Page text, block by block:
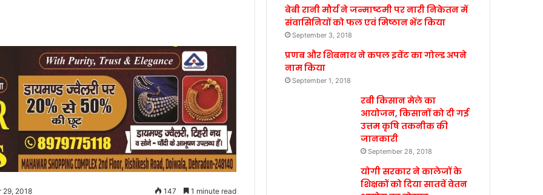
29, 2018 147 1 minute read
बेबी रानी मौर्य ने जन्माष्टमी पर नारी निकेतन में
संवासिनियों को फल एवं मिष्ठान भेंट किया
September 3, 2018
प्रणब और शिबनाथ ने कपल इवेंट का गोल्ड अपने
नाम किया
September 1, 2018
रबी किसान मेले का
आयोजन, किसानों को दी गई
उत्तम कृषि तकनीक की
जानकारी
September 28, 2018
योगी सरकार ने कालेजों के
शिक्षकों को दिया सातवें वेतन